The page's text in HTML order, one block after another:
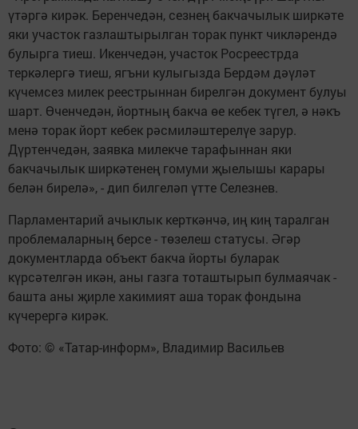
үтәргә кирәк. Беренчедән, сезнең бакчачылык ширкәте
яки участок газлаштырылган торак пункт чикләрендә
булырга тиеш. Икенчедән, участок Росреестрда
теркәлергә тиеш, ягъни кулыгызда Бердәм дәүләт
күчемсез милек реестрыннан бирелгән документ булуы
шарт. Өченчедән, йортның бакча өе кебек түгел, ә нәкъ
менә торак йорт кебек рәсмиләштерелүе зарур.
Дүртенчедән, заявка милекче тарафыннан яки
бакчачылык ширкәтенең гомуми җыелышы карары
белән бирелә», - дип билгеләп үтте Селезнев.
Парламентарий ачыклык керткәнчә, иң киң таралган
проблемаларның берсе - төзелеш статусы. Әгәр
документларда объект бакча йорты буларак
күрсәтелгән икән, аны газга тоташтырып булмаячак -
башта аны җирле хакимият аша торак фондына
күчерергә кирәк.
Фото: © «Татар-информ», Владимир Васильев